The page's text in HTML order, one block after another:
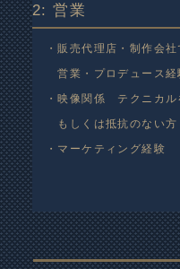
2: 営業
・販売代理店・制作会社
営業・プロデュース経
・映像関係 テクニカル
もしくは抵抗のない方
・マーケティング経験